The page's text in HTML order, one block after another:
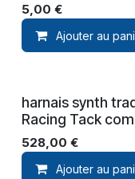
5,00 €
Ajouter au
harnais synth
Racing Tack
528,00 €
Ajouter au